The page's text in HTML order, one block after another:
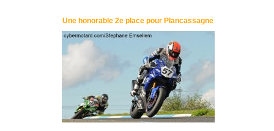
Une honorable 2e place pour Plancassagne